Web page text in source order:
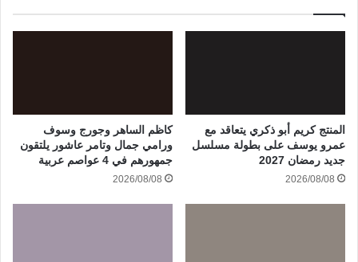
المنتج كريم أبو ذكري يتعاقد مع
عمرو يوسف على بطولة مسلسل
جديد رمضان 2027
2026/08/08
كاظم الساهر وجورج وسوف
ورامي جمال وتامر عاشور يلتقون
جمهورهم في 4 عواصم عربية
2026/08/08